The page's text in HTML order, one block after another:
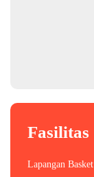
Fasilitas
Lapangan Basket